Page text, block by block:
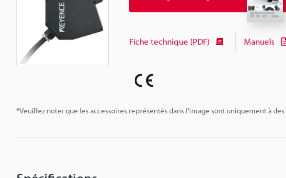
*Veuillez noter que les accessoires représentés dans l'image sont uniquement à
Fiche technique (PDF) Manuels